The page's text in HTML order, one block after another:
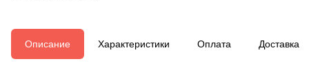
Описание Характеристики Оплата Доставка